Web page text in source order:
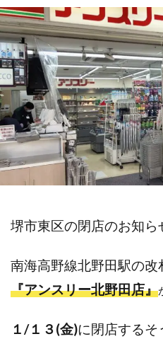
堺市東区の閉店のお知ら
南海高野線北野田駅の
『アンスリー北野田店』
１/１３(金)に閉店する